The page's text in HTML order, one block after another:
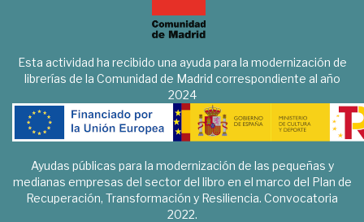
Esta actividad ha recibido una ayuda para la modernización de
librerías de la Comunidad de Madrid correspondiente al año
2024
Ayudas públicas para la modernización de las pequeñas y
medianas empresas del sector del libro en el marco del Plan de
Recuperación, Transformación y Resiliencia. Convocatoria
2022.